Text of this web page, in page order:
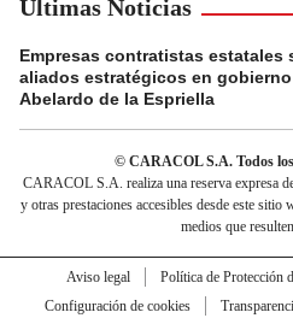
Últimas Noticias
Empresas contratistas estatales
aliados estratégicos en
Abelardo de la Espriella
© CARACOL S.A. Todos
CARACOL S.A. realiza una reserva expresa
y otras prestaciones accesibles desde este sitio
medios que
Aviso legal Política de Protección
Configuración de cookies